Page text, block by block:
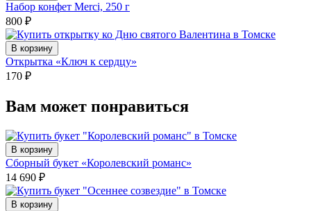
Набор конфет Merci, 250 г
800 ₽
В корзину
Открытка «Ключ к сердцу»
170 ₽
Вам может понравиться
В корзину
Сборный букет «Королевский романс»
14 690 ₽
В корзину